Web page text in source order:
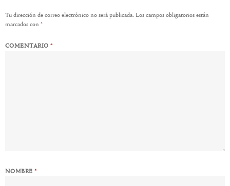
Tu dirección de correo electrónico no será publicada. Los campos obligatorios están
marcados con *
COMENTARIO*
NOMBRE*